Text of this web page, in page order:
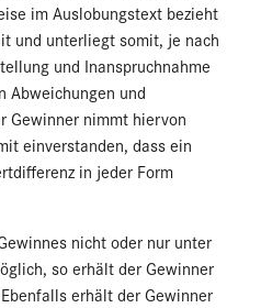
im Auslobungstext bezieht
und unterliegt somit, je nach
und Inanspruchnahme
Abweichungen und
Gewinner nimmt hiervon
einverstanden, dass ein
in jeder Form
nicht oder nur unter
so erhält der Gewinner
erhält der Gewinner